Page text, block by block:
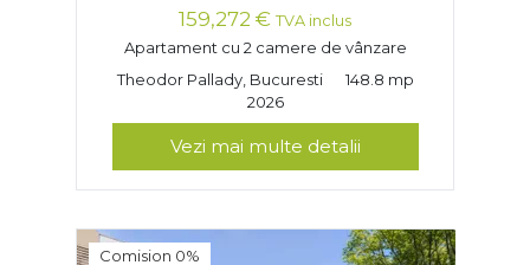
159,272 € TVA inclus
Apartament cu 2 camere de vânzare
Theodor Pallady, Bucuresti
148.8 mp
2026
Vezi mai multe detalii
Comision 0%